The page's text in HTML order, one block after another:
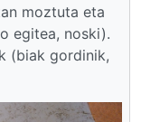
moztuta eta
egitea, noski).
(biak gordinik,